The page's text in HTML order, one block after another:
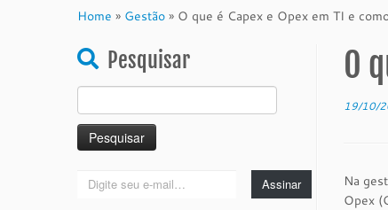
Home » Gestão » O que é Capex e Opex em TI e
Pesquisar
por:
Digite
Assinar
O
19/10/
Na
Opex